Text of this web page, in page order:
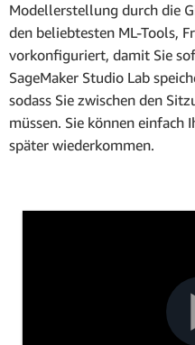
Modellerstellung durch die
den beliebtesten ML-Tools,
vorkonfiguriert, damit Sie
SageMaker Studio Lab
sodass Sie zwischen den
müssen. Sie können einfach
später wiederkommen.